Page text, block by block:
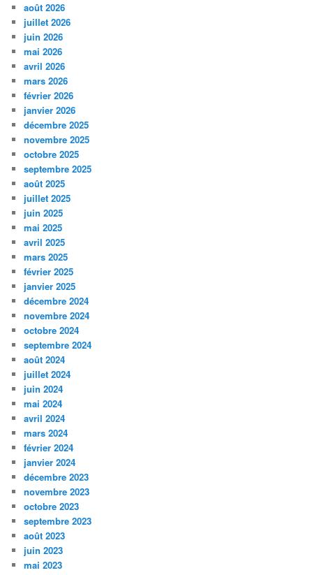
août 2026
juillet 2026
juin 2026
mai 2026
avril 2026
mars 2026
février 2026
janvier 2026
décembre 2025
novembre 2025
octobre 2025
septembre 2025
août 2025
juillet 2025
juin 2025
mai 2025
avril 2025
mars 2025
février 2025
janvier 2025
décembre 2024
novembre 2024
octobre 2024
septembre 2024
août 2024
juillet 2024
juin 2024
mai 2024
avril 2024
mars 2024
février 2024
janvier 2024
décembre 2023
novembre 2023
octobre 2023
septembre 2023
août 2023
juin 2023
mai 2023